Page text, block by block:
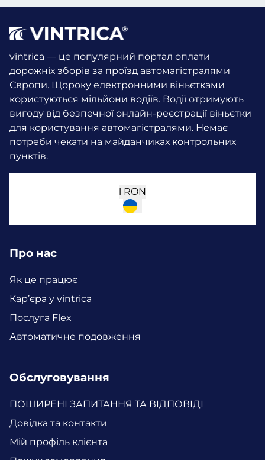
vintrica — це популярний портал оплати
дорожніх зборів за проїзд автомагістралями
Європи. Щороку електронними віньєтками
користуються мільйони водіїв. Водії отримують
вигоду від безпечної онлайн-реєстрації віньєтки
для користування автомагістралями. Немає
потреби чекати на майданчиках контрольних
пунктів.
l RON
Про нас
Як це працює
Кар’єра у vintrica
Послуга Flex
Автоматичне подовження
Обслуговування
ПОШИРЕНІ ЗАПИТАННЯ ТА ВІДПОВІДІ
Довідка та контакти
Мій профіль клієнта